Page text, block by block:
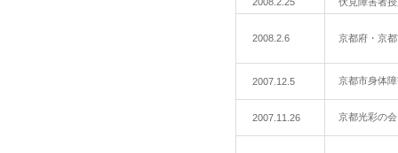
2008.2.6 京都府・京
2007.12.5 京都市身体
2007.11.26 京都光彩の